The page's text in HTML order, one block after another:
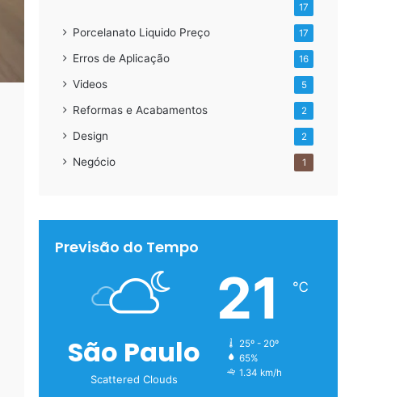
17
Porcelanato Liquido Preço 17
Erros de Aplicação 16
Videos 5
Reformas e Acabamentos 2
Design 2
Negócio 1
Previsão do Tempo
São Paulo
Scattered Clouds
21 ℃
25º - 20º
65%
1.34 km/h